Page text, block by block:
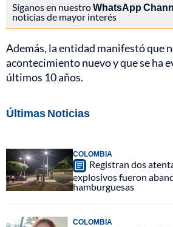
Síganos en nuestroWhatsApp
noticias de mayor interés
Además, la entidad manifestó que
acontecimiento nuevo y que se ha
últimos 10 años.
Últimas Noticias
COLOMBIA
Registran dos
explosivos fueron
hamburguesas
COLOMBIA